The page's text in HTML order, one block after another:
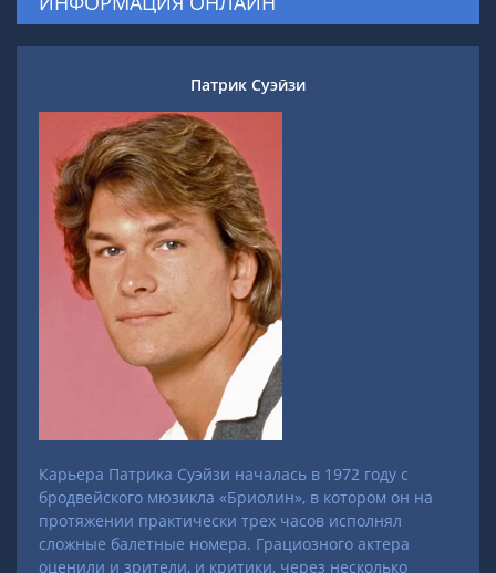
Патрик Суэйзи
Карьера Патрика Суэйзи началась в 1972 году с
бродвейского мюзикла «Бриолин», в котором он на
протяжении практически трех часов исполнял
сложные балетные номера. Грациозного актера
оценили и зрители, и критики, через несколько